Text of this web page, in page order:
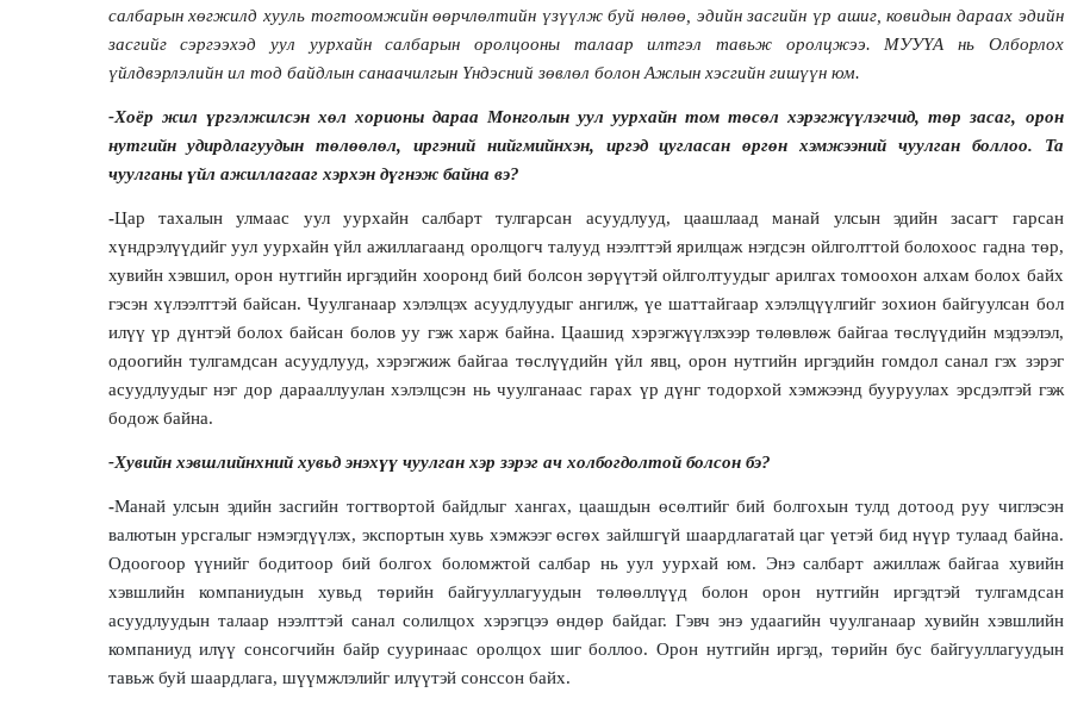
салбарын хөгжилд хууль тогтоомжийн өөрчлөлтийн үзүүлж буй нөлөө, эдийн засгийн үр ашиг, ковидын дараах эдийн
засгийг сэргээхэд уул уурхайн салбарын оролцооны талаар илтгэл тавьж оролцжээ. МУУҮА нь Олборлох
үйлдвэрлэлийн ил тод байдлын санаачилгын Үндэсний зөвлөл болон Ажлын хэсгийн гишүүн юм.
-Хоёр жил үргэлжилсэн хөл хорионы дараа Монголын уул уурхайн том төсөл хэрэгжүүлэгчид, төр засаг, орон
нутгийн удирдлагуудын төлөөлөл, иргэний нийгмийнхэн, иргэд цугласан өргөн хэмжээний чуулган боллоо. Та
чуулганы үйл ажиллагааг хэрхэн дүгнэж байна вэ?
-Цар тахалын улмаас уул уурхайн салбарт тулгарсан асуудлууд, цаашлаад манай улсын эдийн засагт гарсан
хүндрэлүүдийг уул уурхайн үйл ажиллагаанд оролцогч талууд нээлттэй ярилцаж нэгдсэн ойлголттой болохоос гадна төр,
хувийн хэвшил, орон нутгийн иргэдийн хооронд бий болсон зөрүүтэй ойлголтуудыг арилгах томоохон алхам болох байх
гэсэн хүлээлттэй байсан. Чуулганаар хэлэлцэх асуудлуудыг ангилж, үе шаттайгаар хэлэлцүүлгийг зохион байгуулсан бол
илүү үр дүнтэй болох байсан болов уу гэж харж байна. Цаашид хэрэгжүүлэхээр төлөвлөж байгаа төслүүдийн мэдээлэл,
одоогийн тулгамдсан асуудлууд, хэрэгжиж байгаа төслүүдийн үйл явц, орон нутгийн иргэдийн гомдол санал гэх зэрэг
асуудлуудыг нэг дор дарааллуулан хэлэлцсэн нь чуулганаас гарах үр дүнг тодорхой хэмжээнд бууруулах эрсдэлтэй гэж
бодож байна.
-Хувийн хэвшлийнхний хувьд энэхүү чуулган хэр зэрэг ач холбогдолтой болсон бэ?
-Манай улсын эдийн засгийн тогтвортой байдлыг хангах, цаашдын өсөлтийг бий болгохын тулд дотоод руу чиглэсэн
валютын урсгалыг нэмэгдүүлэх, экспортын хувь хэмжээг өсгөх зайлшгүй шаардлагатай цаг үетэй бид нүүр тулаад байна.
Одоогоор үүнийг бодитоор бий болгох боломжтой салбар нь уул уурхай юм. Энэ салбарт ажиллаж байгаа хувийн
хэвшлийн компаниудын хувьд төрийн байгууллагуудын төлөөллүүд болон орон нутгийн иргэдтэй тулгамдсан
асуудлуудын талаар нээлттэй санал солилцох хэрэгцээ өндөр байдаг. Гэвч энэ удаагийн чуулганаар хувийн хэвшлийн
компаниуд илүү сонсогчийн байр сууринаас оролцох шиг боллоо. Орон нутгийн иргэд, төрийн бус байгууллагуудын
тавьж буй шаардлага, шүүмжлэлийг илүүтэй сонссон байх.